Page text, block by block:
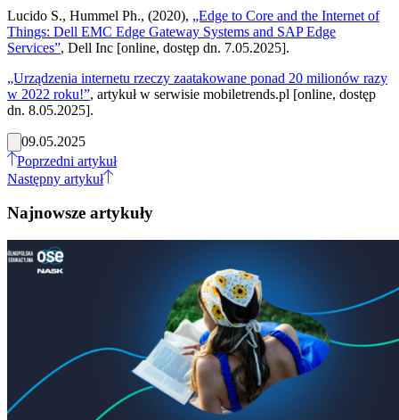
Lucido S., Hummel Ph., (2020), „Edge to Core and the Internet of
Things: Dell EMC Edge Gateway Systems and SAP Edge
Services”, Dell Inc [online, dostęp dn. 7.05.2025].
„Urządzenia internetu rzeczy zaatakowane ponad 20 milionów razy
w 2022 roku!”, artykuł w serwisie mobiletrends.pl [online, dostęp
dn. 8.05.2025].
09.05.2025
Poprzedni artykuł
Następny artykuł
Najnowsze artykuły